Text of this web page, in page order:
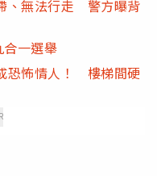
、無法行走 警方曝背
一選舉
恐怖情人！ 樓梯間硬